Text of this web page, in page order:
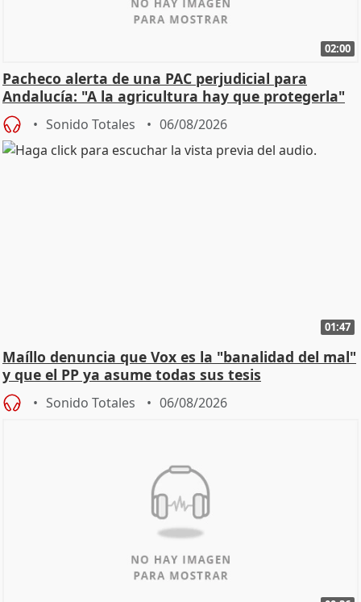
02:00
Pacheco alerta de una PAC perjudicial para
Andalucía: "A la agricultura hay que protegerla"
Sonido Totales 06/08/2026
01:47
Maíllo denuncia que Vox es la "banalidad del mal"
y que el PP ya asume todas sus tesis
Sonido Totales 06/08/2026